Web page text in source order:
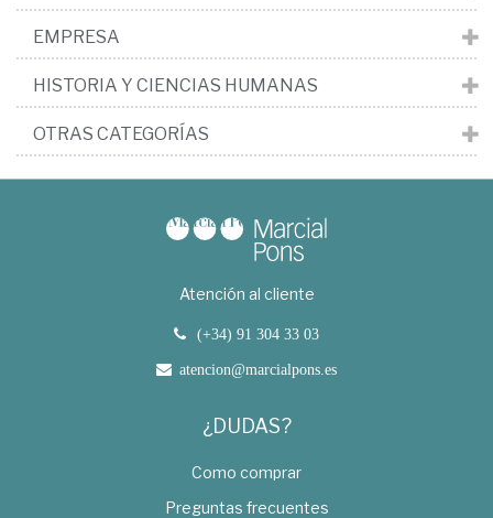
EMPRESA
HISTORIA Y CIENCIAS HUMANAS
OTRAS CATEGORÍAS
Atención al cliente
(+34) 91 304 33 03
atencion@marcialpons.es
¿DUDAS?
Como comprar
Preguntas frecuentes